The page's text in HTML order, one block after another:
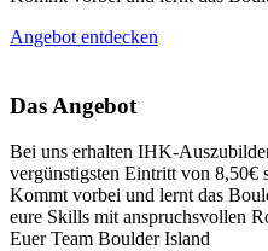
Angebot entdecken
Das Angebot
Bei uns erhalten IHK-
vergünstigsten Eintritt von 8,50€
Kommt vorbei und lernt das
eure Skills mit anspruchsvollen
Euer Team Boulder Island